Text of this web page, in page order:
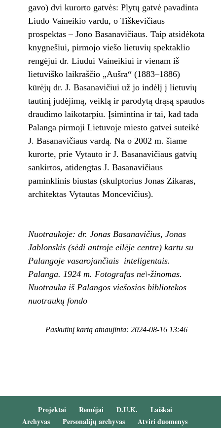
gavo) dvi kurorto gatvės: Plytų gatvė pavadinta
Liudo Vaineikio vardu, o Tiškevičiaus
prospektas – Jono Basanavičiaus. Taip atsidėkota
knygnešiui, pirmojo viešo lietuvių spektaklio
rengėjui dr. Liudui Vaineikiui ir vienam iš
lietuviško laikraščio „Aušra“ (1883–1886)
kūrėjų dr. J. Basanavičiui už jo indėlį į lietuvių
tautinį judėjimą, veiklą ir parodytą drąsą spaudos
draudimo laikotarpiu. Įsimintina ir tai, kad tada
Palanga pirmoji Lietuvoje miesto gatvei suteikė
J. Basanavičiaus vardą. Na o 2002 m. šiame
kurorte, prie Vytauto ir J. Basanavičiaus gatvių
sankirtos, atidengtas J. Basanavičiaus
paminklinis biustas (skulptorius Jonas Zikaras,
architektas Vytautas Moncevičius).
Nuotraukoje: dr. Jonas Basanavičius, Jonas
Jablonskis (sėdi antroje eilėje centre) kartu su
Palangoje vasarojančiais inteligentais.
Palanga. 1924 m. Fotografas ne\-žinomas.
Nuotrauka iš Palangos viešosios bibliotekos
nuotraukų fondo
Paskutinį kartą atnaujinta: 2024-08-16 13:46
Projektai Remėjai D.U.K.
Laiškai
Archyvas
Personalijų archyvas Atviri duomenys